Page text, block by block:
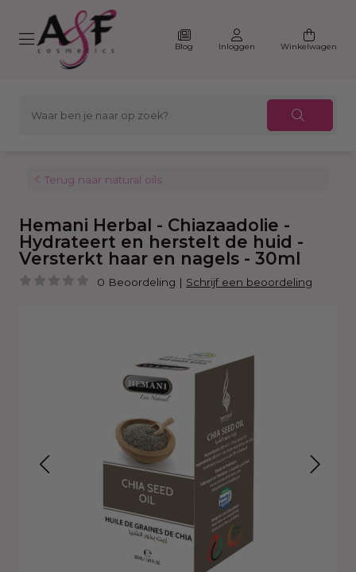
Blog Inloggen Winkelwagen
Terug naar natural oils
Hemani Herbal - Chiazaadolie -
Hydrateert en herstelt de huid -
Versterkt haar en nagels - 30ml
0 Beoordeling | Schrijf een beoordeling